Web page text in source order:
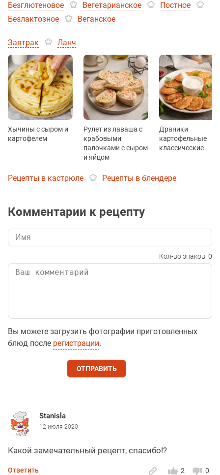
Безглютеновое Вегетарианское
Постное
Безлактозное
Веганское
Завтрак Ланч
Хычины с сыром и
картофелем
Рулет из лаваша с
крабовыми
палочками с сыром
и яйцом
Драники
картофельные
классические
Рецепты в кастрюле Рецепты в блендере
Комментарии к рецепту
Кол-во знаков: 0
Вы можете загрузить фотографии приготовленных
блюд после регистрации.
ОТПРАВИТЬ
Stanisla
12 июля 2020
Какой замечательный рецепт, спасибо!?️
0
2
Ответить